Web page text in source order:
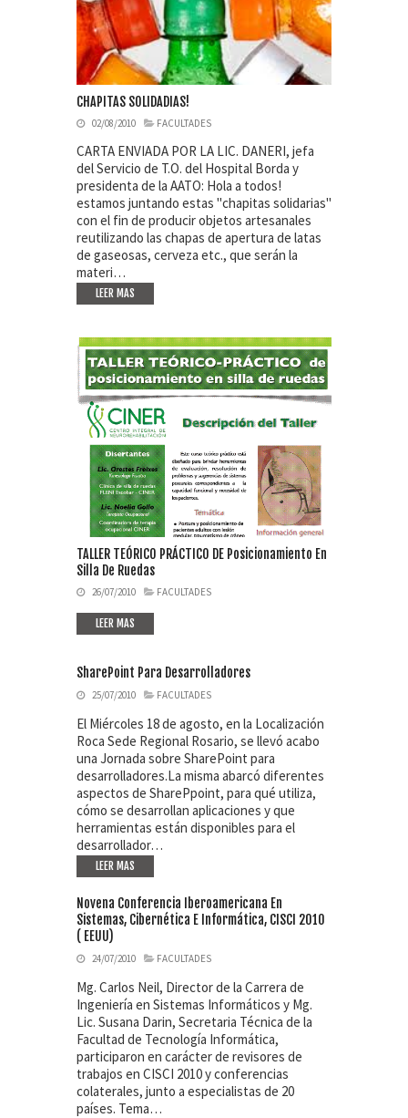
CHAPITAS SOLIDADIAS!
02/08/2010 FACULTADES
CARTA ENVIADA POR LA LIC. DANERI, jefa
del Servicio de T.O. del Hospital Borda y
presidenta de la AATO: Hola a todos!
estamos juntando estas "chapitas solidarias"
con el fin de producir objetos artesanales
reutilizando las chapas de apertura de latas
de gaseosas, cerveza etc., que serán la
materi…
LEER MAS
TALLER TEÓRICO PRÁCTICO DE Posicionamiento En
Silla De Ruedas
26/07/2010 FACULTADES
LEER MAS
SharePoint Para Desarrolladores
25/07/2010 FACULTADES
El Miércoles 18 de agosto, en la Localización
Roca Sede Regional Rosario, se llevó acabo
una Jornada sobre SharePoint para
desarrolladores.La misma abarcó diferentes
aspectos de SharePpoint, para qué utiliza,
cómo se desarrollan aplicaciones y que
herramientas están disponibles para el
desarrollador…
LEER MAS
Novena Conferencia Iberoamericana En
Sistemas, Cibernética E Informática, CISCI 2010
( EEUU)
24/07/2010 FACULTADES
Mg. Carlos Neil, Director de la Carrera de
Ingeniería en Sistemas Informáticos y Mg.
Lic. Susana Darin, Secretaria Técnica de la
Facultad de Tecnología Informática,
participaron en carácter de revisores de
trabajos en CISCI 2010 y conferencias
colaterales, junto a especialistas de 20
países. Tema…